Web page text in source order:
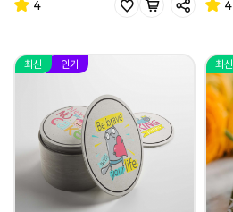
4 4
최신 인기 최신